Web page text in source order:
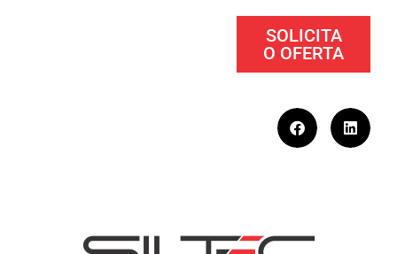
SOLICITA
O OFERTA